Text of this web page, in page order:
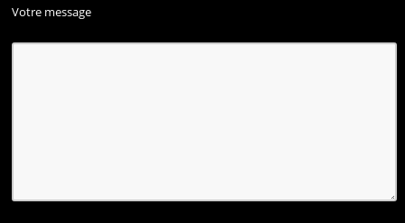
Votre message